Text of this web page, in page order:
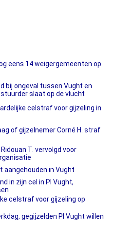
eens 14 weigergemeenten op
bij ongeval tussen Vught en
slaat op de vlucht
celstraf voor gijzeling in
of gijzelnemer Corné H. straf
T. vervolgd voor
aangehouden in Vught
in zijn cel in PI Vught,
celstraf voor gijzeling op
gegijzelden PI Vught willen